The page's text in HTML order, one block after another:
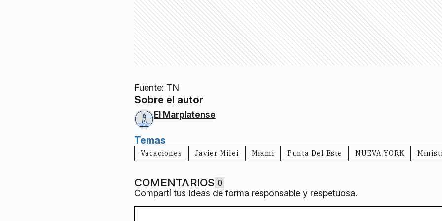
Fuente: TN
Sobre el autor
El Marplatense
Temas
Vacaciones Javier Milei Miami Punta Del Este NUEVA YORK
COMENTARIOS 0
Compartí tus ideas de forma responsable y respetuosa.